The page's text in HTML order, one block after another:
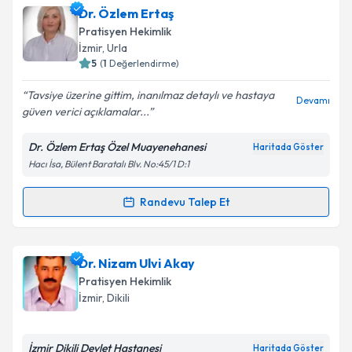
Takvim Talebini Gönder
Dr. Emel Saraçiçin randevu takvimi talebi oluşturun.
Size bu uzmandan randevu almanız için bir takvim
hazırlandığında e-posta ile bilgilendireceğiz.
Kişisel verilerimin işlenmesine ilişkin
Aydınlatma
Metni'ni okudum ve kişisel verilerimin belirtilen
kapsamda işlenmesini kabul ediyorum.
Dr. Özlem Ertaş
Pratisyen Hekimlik
İzmir, Urla
5 (1 Değerlendirme)
Tavsiye üzerine gittim, inanılmaz detaylı ve hastaya
güven verici açıklamalar...
Devamı
Dr. Özlem Ertaş Özel Muayenehanesi Haritada Göster
Hacı İsa, Bülent Baratalı Blv. No:45/1 D:1
Randevu Talep Et
Randevu Takvimi Talebi
Dr. Özlem Ertaşiçin randevu takvimi talebi oluşturun.
Size bu uzmandan randevu almanız için bir takvim
hazırlandığında e-posta ile bilgilendireceğiz.
Dr. Nizam Ulvi Akay
Pratisyen Hekimlik
İzmir, Dikili
İzmir Dikili Devlet Hastanesi Haritada Göster